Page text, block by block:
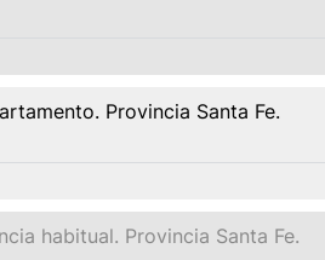
Provincia Santa Fe.
habitual. Provincia Santa Fe.